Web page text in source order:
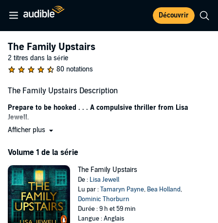
Découvrir
The Family Upstairs
2 titres dans la série
80 notations
The Family Upstairs Description
Prepare to be hooked . . . A compulsive thriller from Lisa
Jewell.
* HOLLY WILLOUGHBY'S SUMMER READING HIGHLIGHT *
*A RICHARD AND JUDY BOOK CLUB PICK*
In a large house in London's fashionable Chelsea, a baby is
awake in her cot. Well-fed and cared for, she is happily waiting
for someone to pick her up.
Afficher plus
Volume 1 de la série
The Family Upstairs
De : Lisa Jewell
Lu par :Tamaryn Payne, Bea Holland,
Dominic Thorburn
Durée : 9 h et 59 min
Langue : Anglais